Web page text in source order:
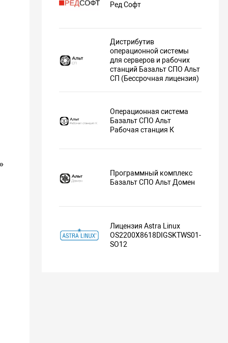
Ред Софт
Дистрибутив
операционной системы
для серверов и рабочих
станций Базальт СПО Альт
СП (Бессрочная лицензия)
Операционная система
Базальт СПО Альт
Рабочая станция К
Программный комплекс
Базальт СПО Альт Домен
Лицензия Astra Linux
OS2200X8618DIGSKTWS01-
SO12